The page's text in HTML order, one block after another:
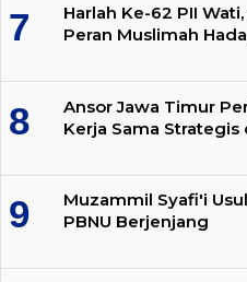
Harlah Ke-62 PII
Peran Muslimah
Ansor Jawa Timur
Kerja Sama
Muzammil Syafi'i
PBNU Berjenjang